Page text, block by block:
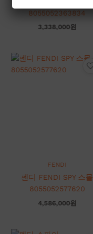
8055052363834
3,338,000원
FENDI
펜디 FENDI SPY 스몰
8055052577620
4,586,000원